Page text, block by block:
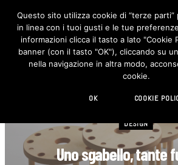
DESIGN
Uno sgabello, tante
Questo sito utilizza cookie di “terze
in linea con i tuoi gusti e le tue
informazioni clicca il tasto a lato "Cookie
banner (con il tasto "OK"), cliccando su
nella navigazione in altra modo,
cookie.
OK COOKIE